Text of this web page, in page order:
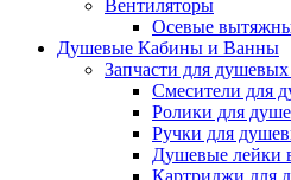
Вентиляторы
Осевые
Душевые Кабины и Ванны
Запчасти для
Смесители для
Ролики для
Ручки для
Душевые лейки
Картриджи для